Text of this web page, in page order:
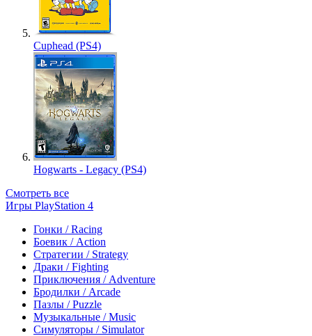
Cuphead (PS4)
Hogwarts - Legacy (PS4)
Смотреть все
Игры PlayStation 4
Гонки / Racing
Боевик / Action
Стратегии / Strategy
Драки / Fighting
Приключения / Adventure
Бродилки / Arcade
Пазлы / Puzzle
Музыкальные / Music
Симуляторы / Simulator